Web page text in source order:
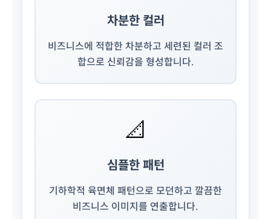
차분한 컬러
비즈니스에 적합한 차분하고 세련된 컬러 조
합으로 신뢰감을 형성합니다.
📐
심플한 패턴
기하학적 육면체 패턴으로 모던하고 깔끔한
비즈니스 이미지를 연출합니다.